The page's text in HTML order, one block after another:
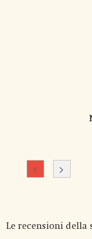
Le recensioni della